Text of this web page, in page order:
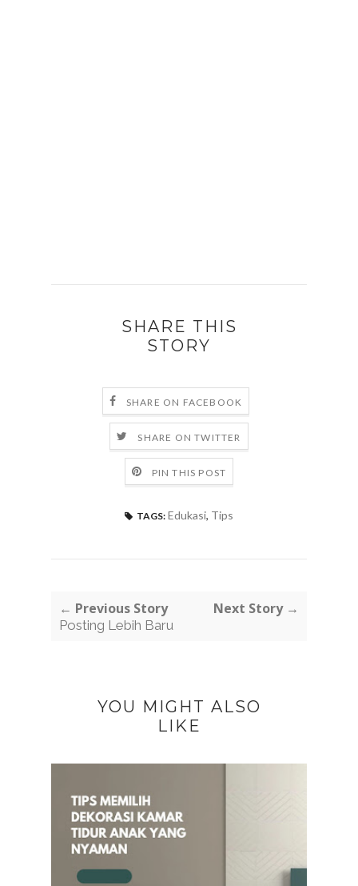
SHARE THIS
STORY
SHARE ON FACEBOOK
SHARE ON TWITTER
PIN THIS POST
TAGS: Edukasi, Tips
← Previous Story
Posting Lebih Baru
Next Story →
YOU MIGHT ALSO
LIKE